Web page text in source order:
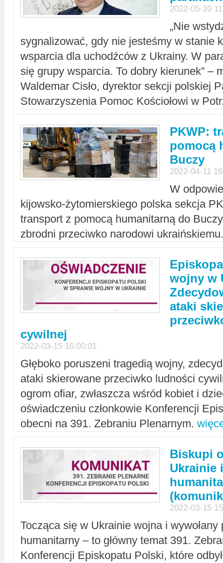
2022-05-10
„Nie
sygnalizować, gdy nie jesteśmy w stanie
wsparcia dla uchodźców z Ukrainy. W
się grupy wsparcia. To dobry kierunek” –
Waldemar Cisło, dyrektor sekcji polskiej
Stowarzyszenia Pomoc Kościołowi w
PKWP:
pomocą
Buczy
2022-04-11
W
kijowsko-żytomierskiego polska sekcja
transport z pomocą humanitarną do
zbrodni przeciwko narodowi
wojny w
ataki
cywilnej
2022-03-15 16:00:01
Głęboko poruszeni tragedią wojny,
ataki skierowane przeciwko ludności
ogrom ofiar, zwłaszcza wśród kobiet i
oświadczeniu członkowie Konferencji
obecni na 391. Zebraniu Plenarnym.
Biskupi
Ukrainie
2022-03-15
Tocząca się w Ukrainie wojna i
humanitarny – to główny temat 391.
Konferencji Episkopatu Polski, które